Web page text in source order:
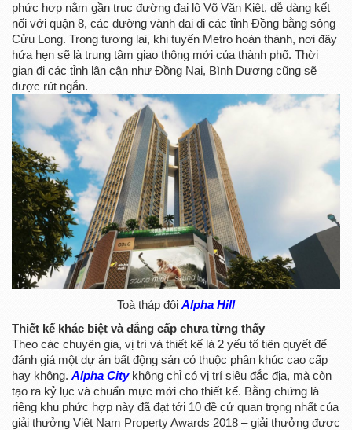
phức hợp nằm gần trục đường đại lộ Võ Văn Kiệt, dễ dàng kết
nối với quận 8, các đường vành đai đi các tỉnh Đồng bằng sông
Cửu Long. Trong tương lai, khi tuyến Metro hoàn thành, nơi đây
hứa hẹn sẽ là trung tâm giao thông mới của thành phố. Thời
gian đi các tỉnh lân cận như Đồng Nai, Bình Dương cũng sẽ
được rút ngắn.
Toà tháp đôi Alpha Hill
Thiết kế khác biệt và đẳng cấp chưa từng thấy
Theo các chuyên gia, vị trí và thiết kế là 2 yếu tố tiên quyết để
đánh giá một dự án bất động sản có thuộc phân khúc cao cấp
hay không. Alpha Citykhông chỉ có vị trí siêu đắc địa, mà còn
tạo ra kỷ lục và chuẩn mực mới cho thiết kế. Bằng chứng là
riêng khu phức hợp này đã đạt tới 10 đề cử quan trọng nhất của
giải thưởng Việt Nam Property Awards 2018 – giải thưởng được